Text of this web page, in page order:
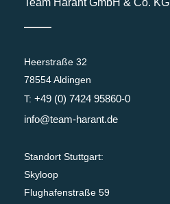
Team Harant GmbH & Co. KG
Heerstraße 32
78554 Aldingen
T: +49 (0) 7424 95860-0
info@team-harant.de
Standort Stuttgart:
Skyloop
Flughafenstraße 59